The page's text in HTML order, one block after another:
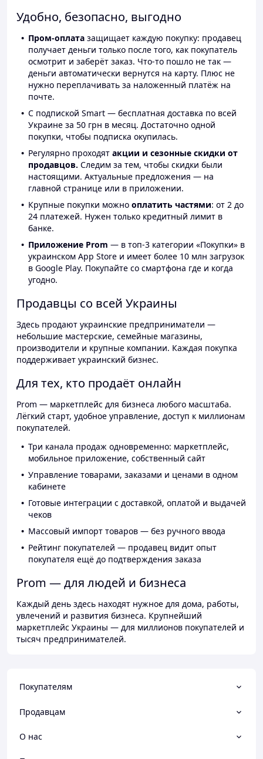
Удобно, безопасно, выгодно
Пром-оплата защищает каждую покупку: продавец
получает деньги только после того, как покупатель
осмотрит и заберёт заказ. Что-то пошло не так —
деньги автоматически вернутся на карту. Плюс не
нужно переплачивать за наложенный платёж на
почте.
С подпиской Smart — бесплатная доставка по всей
Украине за 50 грн в месяц. Достаточно одной
покупки, чтобы подписка окупилась.
Регулярно проходят акции и сезонные скидки от
продавцов. Следим за тем, чтобы скидки были
настоящими. Актуальные предложения — на
главной странице или в приложении.
Крупные покупки можно оплатить частями: от 2 до
24 платежей. Нужен только кредитный лимит в
банке.
Приложение Prom — в топ-3 категории «Покупки» в
украинском App Store и имеет более 10 млн загрузок
в Google Play. Покупайте со смартфона где и когда
угодно.
Продавцы со всей Украины
Здесь продают украинские предприниматели —
небольшие мастерские, семейные магазины,
производители и крупные компании. Каждая покупка
поддерживает украинский бизнес.
Для тех, кто продаёт онлайн
Prom — маркетплейс для бизнеса любого масштаба.
Лёгкий старт, удобное управление, доступ к миллионам
покупателей.
Три канала продаж одновременно: маркетплейс,
мобильное приложение, собственный сайт
Управление товарами, заказами и ценами в одном
кабинете
Готовые интеграции с доставкой, оплатой и выдачей
чеков
Массовый импорт товаров — без ручного ввода
Рейтинг покупателей — продавец видит опыт
покупателя ещё до подтверждения заказа
Prom — для людей и бизнеса
Каждый день здесь находят нужное для дома, работы,
увлечений и развития бизнеса. Крупнейший
маркетплейс Украины — для миллионов покупателей и
тысяч предпринимателей.
Покупателям
Продавцам
О нас